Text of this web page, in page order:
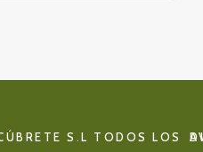
S.L TODOS LOS